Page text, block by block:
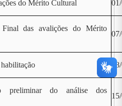
do Mérito Cultural
Final das avalições do Mérito
preliminar do análise dos